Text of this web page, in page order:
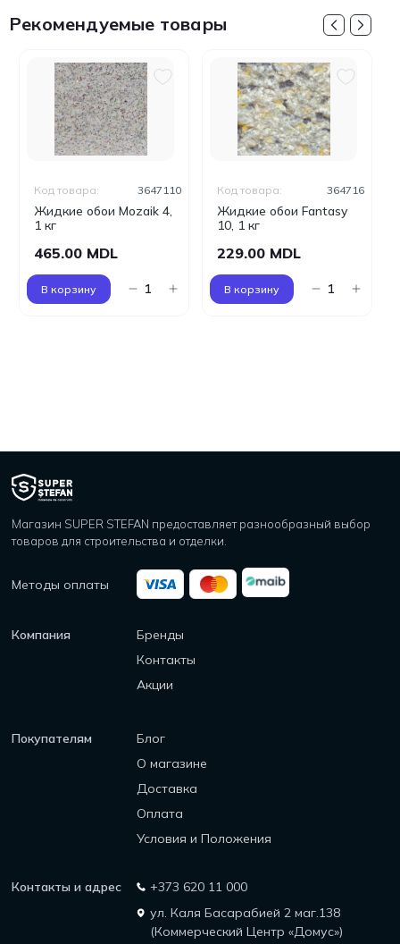
Рекомендуемые товары
Жидкие обои Mozaik 4,
1 кг
Код товара: 3647110
465.00 MDL
В корзину
Жидкие обои Fantasy
10, 1 кг
Код товара: 364716
229.00 MDL
В корзину
Магазин SUPER STEFAN предоставляет разнообразный выбор
товаров для строительства и отделки.
Методы оплаты
Компания
Бренды
Контакты
Акции
Покупателям
Блог
О магазине
Доставка
Оплата
Условия и Положения
Контакты и адрес
+373 620 11 000
ул. Каля Басарабией 2 маг.138
(Коммерческий Центр «Домус»)